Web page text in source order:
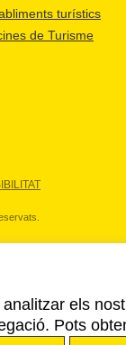
turístics
de Turisme
els
Pots